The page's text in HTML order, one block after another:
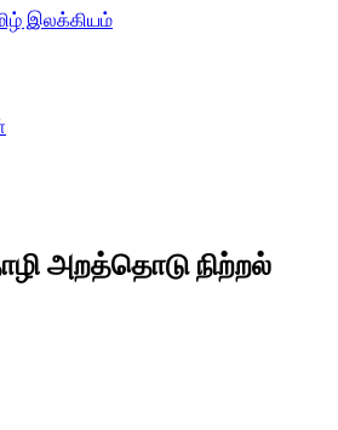
அறத்தொடு நிற்றல்